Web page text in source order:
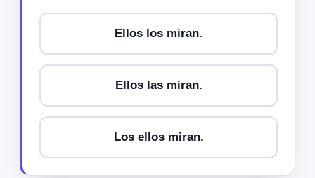
Ellos los miran.
Ellos las miran.
Los ellos miran.